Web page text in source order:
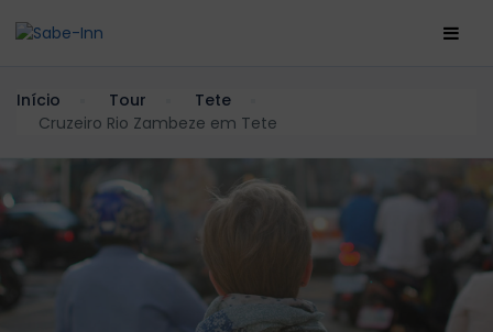
Início Tour
Tete
Cruzeiro Rio Zambeze em Tete